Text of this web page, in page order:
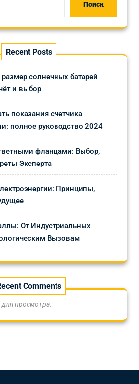
Поиск
Recent Posts
солнечных батарей
и выбор
показания счетчика
полное руководство 2024
фланцами: Выбор,
Эксперта
Принципы,
От Индустриальных
Вызовам
Comments
просмотра.